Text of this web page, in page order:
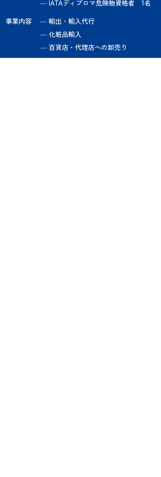
​ ― IATAディプロマ危険物資格者 1名
事業内容 ― 輸出・輸入代行
― 化粧品輸入
​ ― 百貨店・代理店への卸売り